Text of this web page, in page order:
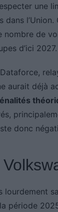
une
dans
nombre de
d’ici 2027.
aurait déjà
donc
lourdement
période